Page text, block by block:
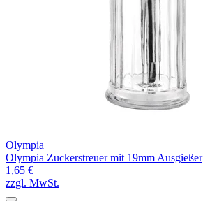
Olympia
Olympia Zuckerstreuer mit 19mm Ausgießer
1,65 €
zzgl. MwSt.